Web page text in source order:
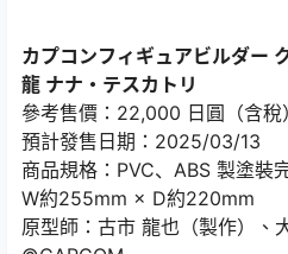
カプコンフィギュアビルダー
龍 ナナ・テスカトリ
參考售價：22,000 日圓（含稅）
預計發售日期：2025/03/13
商品規格：PVC、ABS 製塗裝
W約255mm × D約220mm
原型師：古市 龍也（製作）、